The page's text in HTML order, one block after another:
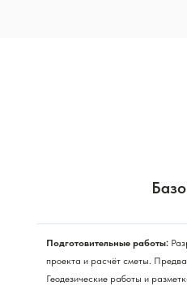
Подготовительные работы:
проекта и расчёт сметы.
Геодезические работы и